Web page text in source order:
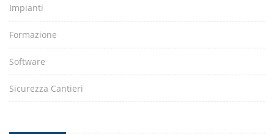
Impianti
Formazione
Software
Sicurezza Cantieri